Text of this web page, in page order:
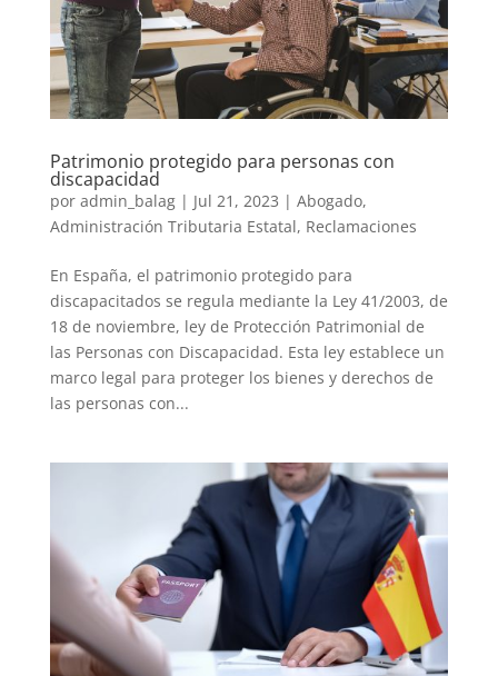
Patrimonio protegido para personas con
discapacidad
por admin_balag| Jul 21, 2023 | Abogado,
Administración Tributaria Estatal, Reclamaciones
En España, el patrimonio protegido para
discapacitados se regula mediante la Ley 41/2003, de
18 de noviembre, ley de Protección Patrimonial de
las Personas con Discapacidad. Esta ley establece un
marco legal para proteger los bienes y derechos de
las personas con...